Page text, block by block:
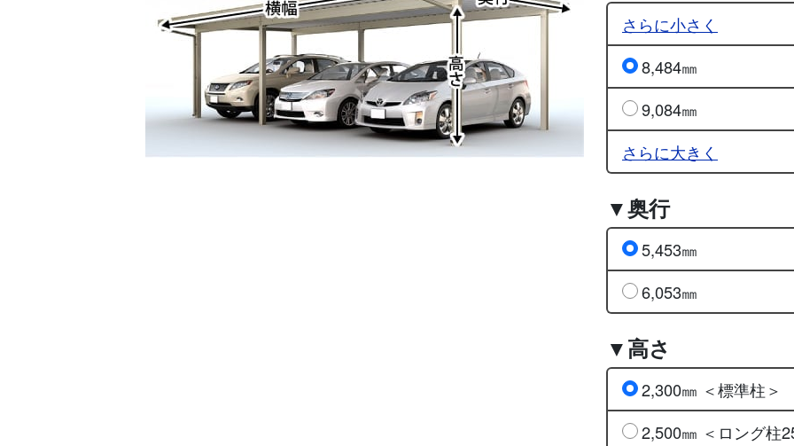
さらに小さく
8,484㎜
9,084㎜
さらに大きく
▼奥行
5,453㎜
6,053㎜
▼高さ
2,300㎜ ＜標準柱＞
2,500㎜ ＜ロング柱